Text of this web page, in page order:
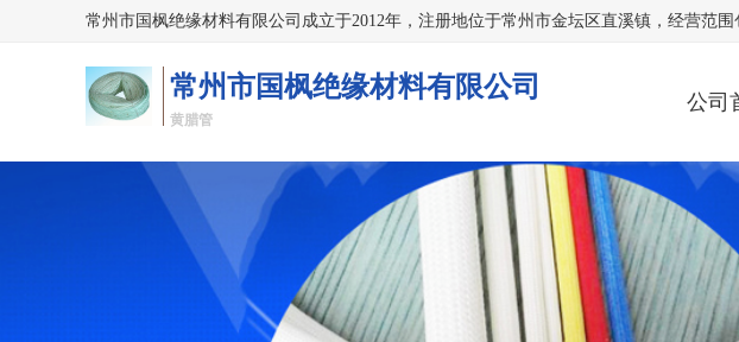
常州市国枫绝缘材料有限公司
黄腊管
公司
公司